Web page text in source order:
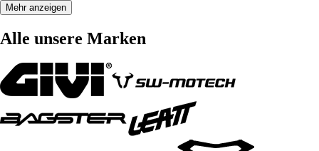
Mehr anzeigen
Alle unsere Marken